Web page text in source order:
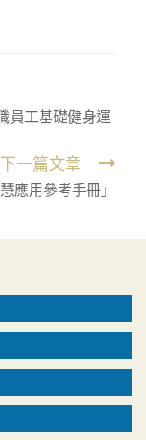
員工基礎健身運
下一篇文章
應用參考手冊」